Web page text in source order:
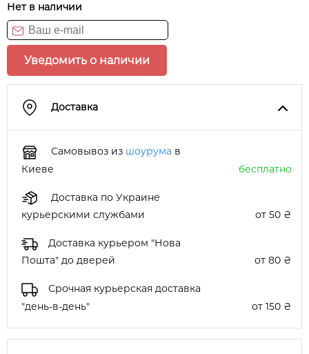
Нет в наличии
Уведомить о наличии
Доставка
Самовывоз из шоурума в
Киеве
бесплатно
Доставка по Украине
курьерскими службами
от 50 ₴
Доставка курьером "Нова
Пошта" до дверей
от 80 ₴
Срочная курьерская доставка
"день-в-день"
от 150 ₴